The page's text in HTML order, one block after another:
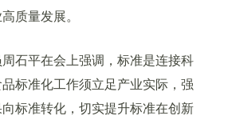
质量发展。
石平在会上强调，标准是连接科
标准化工作须立足产业实际，强
标准转化，切实提升标准在创新